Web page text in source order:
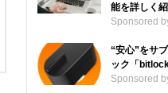
能を詳しく
Sponsored
“安心”をサ
ック「bitlock
Sponsored